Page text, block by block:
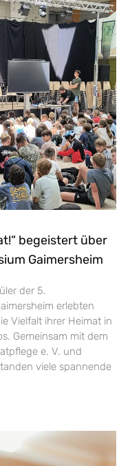
begeistert über
Gaimersheim
der 5.
erlebten
Vielfalt ihrer Heimat in
Gemeinsam mit dem
e. V. und
viele spannende